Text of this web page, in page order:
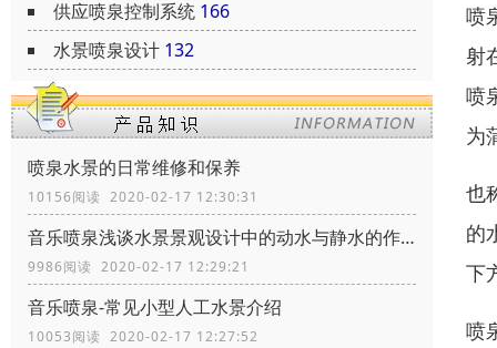
供应喷泉控制系统 166
水景喷泉设计 132
喷泉水景的日常维修和保养
10156阅读 2020-02-17 12:30:31
音乐喷泉浅谈水景景观设计中的动水与静水的作用
9986阅读 2020-02-17 12:29:21
音乐喷泉-常见小型人工水景介绍
10053阅读 2020-02-17 12:27:52
喷
射
喷
为
也
的
下
喷